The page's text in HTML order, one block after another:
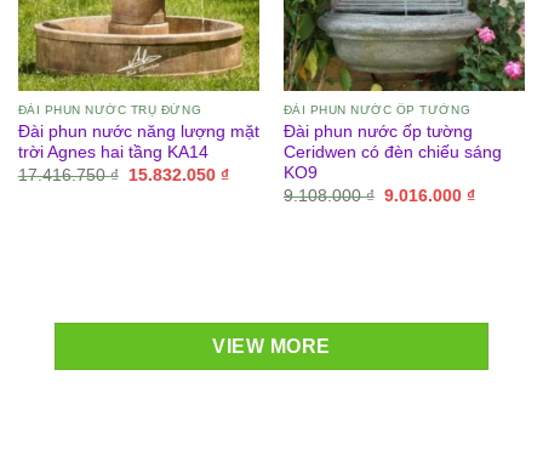
ĐÀI PHUN NƯỚC TRỤ ĐỨNG
Đài phun nước năng lượng mặt
trời Agnes hai tầng KA14
17.416.750₫
Giá
15.832.050 ₫Giá
ĐÀI PHUN NƯỚC ỐP TƯỜNG
Đài phun nước ốp tường
Ceridwen có đèn chiếu sáng
KO9
9.108.000₫ Giá
9.016.000 ₫Giá
VIEW MORE